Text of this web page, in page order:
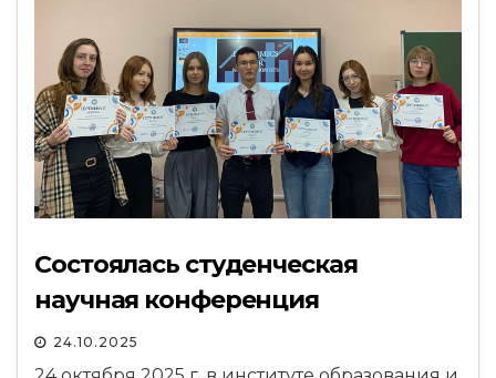
Состоялась студенческая
научная конференция
24.10.2025